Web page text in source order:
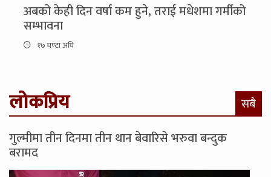
अबको केही दिन वर्षा कम हुने, तराई मधेशमा गर्मीको
सम्भावना
१७ घण्टा अघि
लोकप्रिय सबै
गुल्मीमा तीन दिनमा तीन थान बेवारिसे भरुवा बन्दुक
बरामद